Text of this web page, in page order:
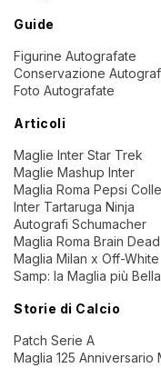
Guide
Figurine Autografate
Conservazione
Foto Autografate
Articoli
Maglie Inter Star Trek
Maglie Mashup Inter
Maglia Roma Pepsi
Inter Tartaruga Ninja
Autografi Schumacher
Maglia Roma Brain Dead
Maglia Milan x Off-White
Samp: la Maglia più
Storie di Calcio
Patch Serie A
Maglia 125 Anniversario